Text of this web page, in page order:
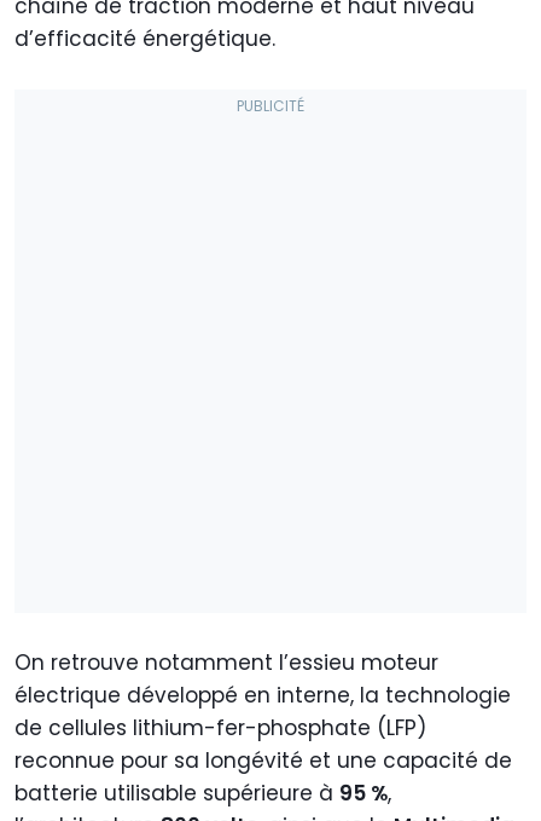
d’efficacité énergétique.
On retrouve notamment l’essieu moteur
électrique développé en interne, la technologie
de cellules lithium-fer-phosphate (LFP)
reconnue pour sa longévité et une capacité de
batterie utilisable supérieure à 95 %,